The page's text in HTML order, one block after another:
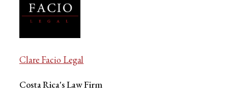
Clare Facio Legal
Costa Rica's Law Firm